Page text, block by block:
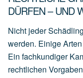
DÜRFEN – UND
Nicht jeder
werden. Einige
Ein fachkundiger
rechtlichen